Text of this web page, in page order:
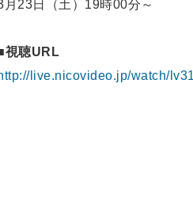
月23日（土）19時00分～
視聴URL
live.nicovideo.jp/watch/